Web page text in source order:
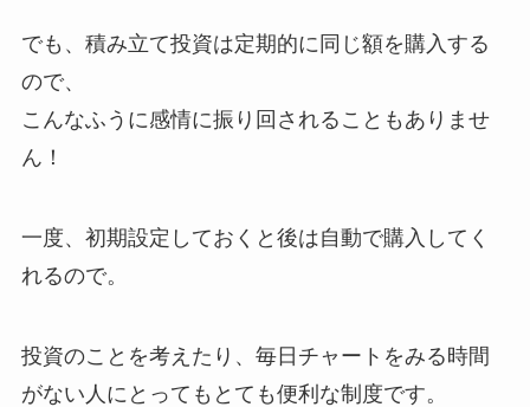
でも、積み立て投資は定期的に同じ額を購入する
ので、
こんなふうに感情に振り回されることもありませ
ん！
一度、初期設定しておくと後は自動で購入してく
れるので。
投資のことを考えたり、毎日チャートをみる時間
がない人にとってもとても便利な制度です。